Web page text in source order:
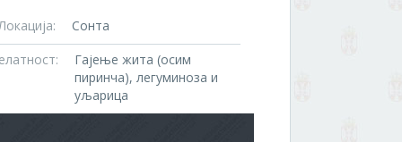
Сонта
Гајење жита (осим
пиринча), легуминоза и
уљарица